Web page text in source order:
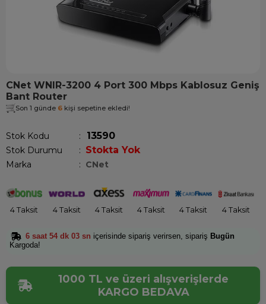
CNet WNIR-3200 4 Port 300 Mbps Kablosuz Geniş
Bant Router
Son 1 günde 6 kişi sepetine ekledi!
Stok Kodu 13590
Stok Durumu : Stokta Yok
Marka : CNet
4 Taksit 4 Taksit 4 Taksit 4 Taksit 4 Taksit 4 Taksit
6 saat 54 dk 03 sn içerisinde sipariş verirsen, sipariş Bugün
Kargoda!
1000 TL ve üzeri alışverişlerde
KARGO BEDAVA